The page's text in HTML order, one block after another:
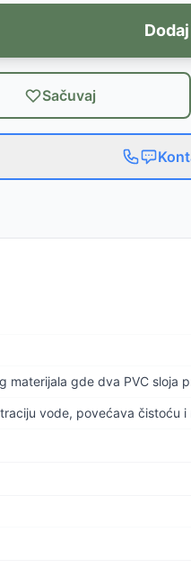
Sačuvaj
gde dva PVC sloja
vode, povećava čistoću